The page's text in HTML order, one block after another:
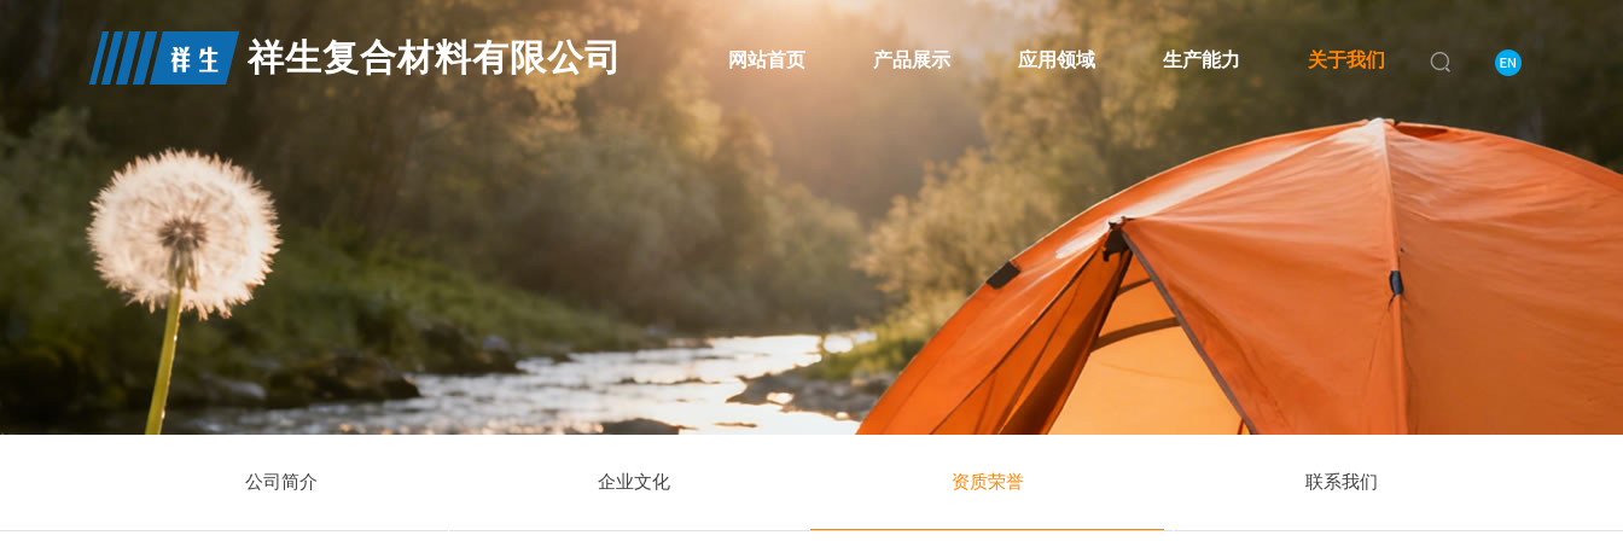
祥生复合材料有限公司 网站首页 产品展示 应用领域 生产能力 关于我们
公司简介 企业文化 资质荣誉 联系我们